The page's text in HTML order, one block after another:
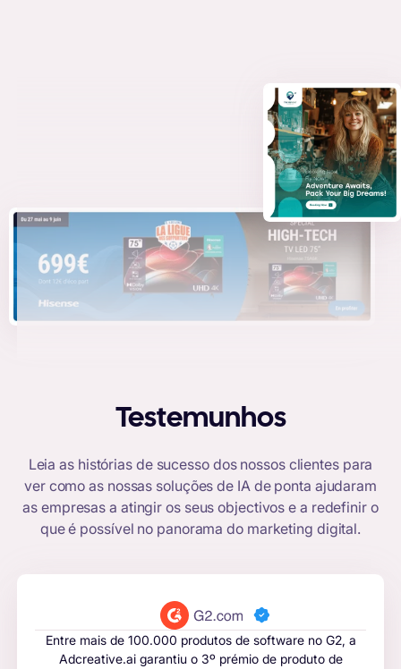
Testemunhos
Leia as histórias de sucesso dos nossos clientes para
ver como as nossas soluções de IA de ponta ajudaram
as empresas a atingir os seus objectivos e a redefinir o
que é possível no panorama do marketing digital.
Entre mais de 100.000 produtos de software no G2, a
Adcreative.ai garantiu o 3º prémio de produto de